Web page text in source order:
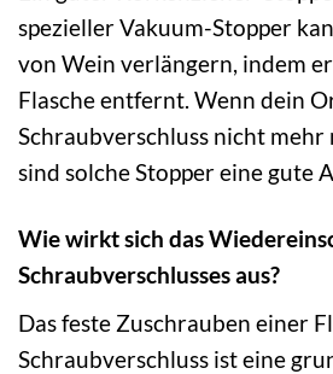
spezieller Vakuum-Stopper
von Wein verlängern, indem
Flasche entfernt. Wenn dein
Schraubverschluss nicht
sind solche Stopper eine gute
Wie wirkt sich das
Schraubverschlusses aus?
Das feste Zuschrauben einer
Schraubverschluss ist eine